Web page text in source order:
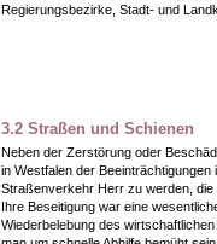
Regierungsbezirke, Stadt- und
3.2 Straßen und Schienen
Neben der Zerstörung oder
in Westfalen der Beeinträchtigungen
Straßenverkehr Herr zu werden, die
Ihre Beseitigung war eine
Wiederbelebung des